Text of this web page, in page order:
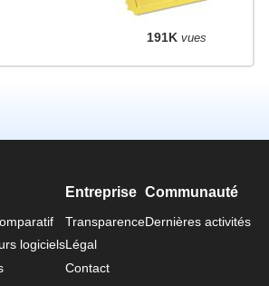
191K vues
logiciels
Entreprise
Transparence
Légal
Contact
Communauté
Dernières activités